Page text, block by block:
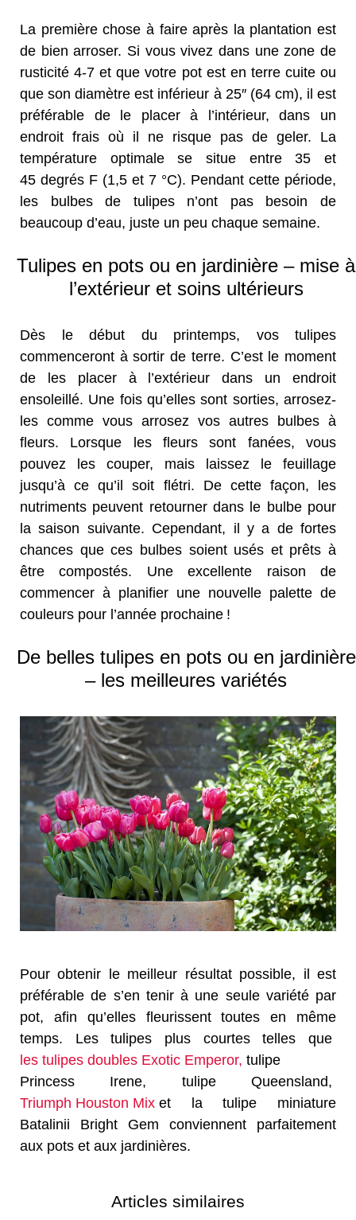
La première chose à faire après la plantation est
de bien arroser. Si vous vivez dans une zone de
rusticité 4-7 et que votre pot est en terre cuite ou
que son diamètre est inférieur à 25″ (64 cm), il est
préférable de le placer à l’intérieur, dans un
endroit frais où il ne risque pas de geler. La
température optimale se situe entre 35 et
45 degrés F (1,5 et 7 °C). Pendant cette période,
les bulbes de tulipes n’ont pas besoin de
beaucoup d’eau, juste un peu chaque semaine.
Tulipes en pots ou en jardinière – mise à
l’extérieur et soins ultérieurs
Dès le début du printemps, vos tulipes
commenceront à sortir de terre. C’est le moment
de les placer à l’extérieur dans un endroit
ensoleillé. Une fois qu’elles sont sorties, arrosez-
les comme vous arrosez vos autres bulbes à
fleurs. Lorsque les fleurs sont fanées, vous
pouvez les couper, mais laissez le feuillage
jusqu’à ce qu’il soit flétri. De cette façon, les
nutriments peuvent retourner dans le bulbe pour
la saison suivante. Cependant, il y a de fortes
chances que ces bulbes soient usés et prêts à
être compostés. Une excellente raison de
commencer à planifier une nouvelle palette de
couleurs pour l’année prochaine !
De belles tulipes en pots ou en jardinière
– les meilleures variétés
Pour obtenir le meilleur résultat possible, il est
préférable de s’en tenir à une seule variété par
pot, afin qu’elles fleurissent toutes en même
temps. Les tulipes plus courtes telles que
les tulipes doubles Exotic Emperor, tulipe
Princess Irene, tulipe Queensland,
Triumph Houston Mix et la tulipe miniature
Batalinii Bright Gem conviennent parfaitement
aux pots et aux jardinières.
Articles similaires